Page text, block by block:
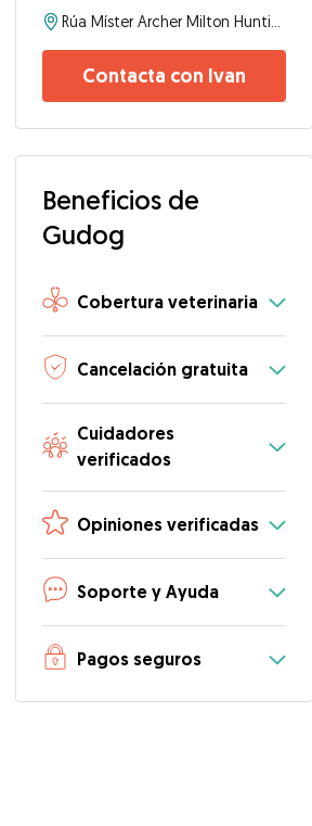
Contacta con Ivan
Beneficios de
Gudog
Cobertura veterinaria
Cancelación gratuita
Cuidadores
verificados
Opiniones verificadas
Soporte y Ayuda
Pagos seguros